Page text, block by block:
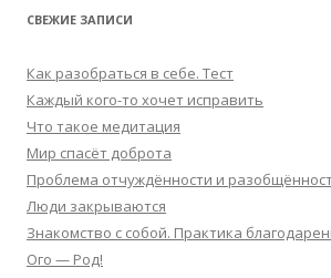
СВЕЖИЕ ЗАПИСИ
Как разобраться в себе. Тест
Каждый кого-то хочет исправить
Что такое медитация
Мир спасёт доброта
Проблема отчуждённости и
Люди закрываются
Знакомство с собой. Практика
Ого — Род!